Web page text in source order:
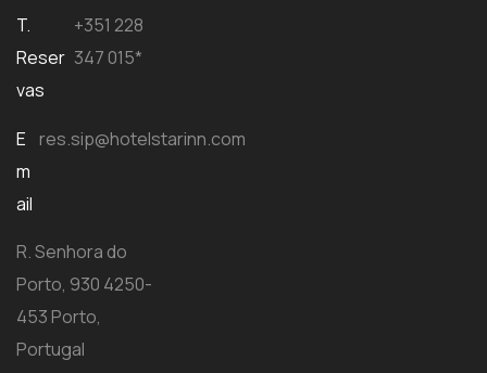
T.
Reser
vas
+351 228
347 015*
E
m
ail
res.sip@hotelstarinn.com
R. Senhora do
Porto, 930 4250-
453 Porto,
Portugal